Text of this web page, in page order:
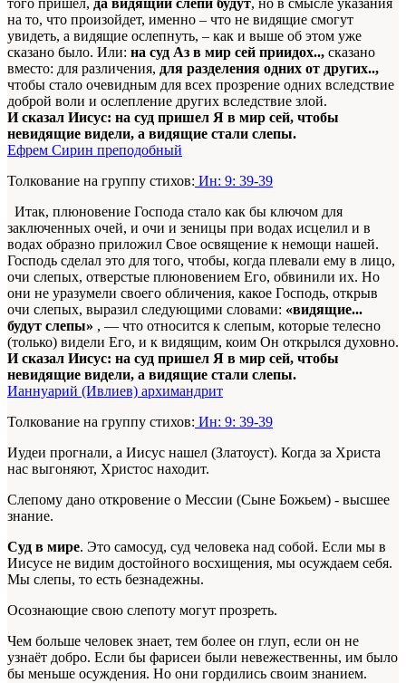
того пришел, да видящии слепи будут, но в смысле указания
на то, что произойдет, именно – что не видящие смогут
увидеть, а видящие ослепнуть, – как и выше об этом уже
сказано было. Или: на суд Аз в мир сей приидох.., сказано
вместо: для различения, для разделения одних от других..,
чтобы стало очевидным для всех прозрение одних вследствие
доброй воли и ослепление других вследствие злой.
И сказал Иисус: на суд пришел Я в мир сей, чтобы
невидящие видели, а видящие стали слепы.
Ефрем Сирин преподобный
Толкование на группу стихов: Ин: 9: 39-39
Итак, плюновение Господа стало как бы ключом для
заключенных очей, и очи и зеницы при водах исцелил и в
водах образно приложил Свое освящение к немощи нашей.
Господь сделал это для того, чтобы, когда плевали ему в лицо,
очи слепых, отверстые плюновением Его, обвинили их. Но
они не уразумели своего обличения, какое Господь, открыв
очи слепых, выразил следующими словами: «видящие...
будут слепы» , — что относится к слепым, которые телесно
(только) видели Его, и к видящим, коим Он открылся духовно.
И сказал Иисус: на суд пришел Я в мир сей, чтобы
невидящие видели, а видящие стали слепы.
Ианнуарий (Ивлиев) архимандрит
Толкование на группу стихов: Ин: 9: 39-39
Иудеи прогнали, а Иисус нашел (Златоуст). Когда за Христа
нас выгоняют, Христос находит.
Слепому дано откровение о Мессии (Сыне Божьем) - высшее
знание.
Суд в мире. Это самосуд, суд человека над собой. Если мы в
Иисусе не видим достойного восхищения, мы осуждаем себя.
Мы слепы, то есть безнадежны.
Осознающие свою слепоту могут прозреть.
Чем больше человек знает, тем более он глуп, если он не
узнаёт добро. Если бы фарисеи были невежественны, им было
бы меньше осуждения. Но они гордились своим знанием.